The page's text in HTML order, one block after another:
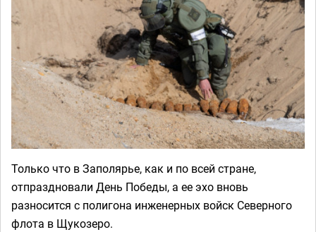
Только что в Заполярье, как и по всей стране,
отпраздновали День Победы, а ее эхо вновь
разносится с полигона инженерных войск Северного
флота в Щукозеро.